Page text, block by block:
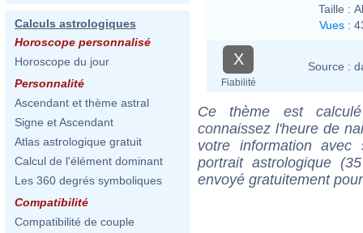
Calculs astrologiques
Horoscope personnalisé
Horoscope du jour
Personnalité
Ascendant et thème astral
Signe et Ascendant
Atlas astrologique gratuit
Calcul de l'élément dominant
Les 360 degrés symboliques
Compatibilité
Compatibilité de couple
Taille :
Vues :
X
Fiabilité
Source :
Ce thème est
connaissez l'heure de
votre information
portrait astrologique
envoyé gratuitement